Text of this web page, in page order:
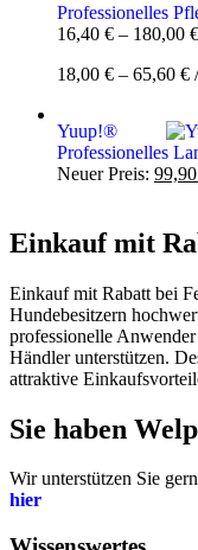
Professionelles
16,40 € – 180,00 €
18,00 € – 65,60 €
Yuup!®
Professionelles
Neuer Preis: 99,90
Einkauf mit
Einkauf mit Rabatt bei
Hundebesitzern
professionelle
Händler unterstützen.
attraktive
Sie haben
Wir unterstützen Sie
hier